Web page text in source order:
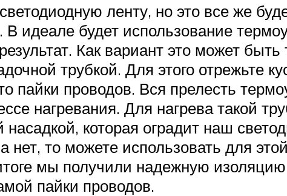
ленту, но это все же
идеале будет использование
Как вариант это может
трубкой. Для этого отрежьте
пайки проводов. Вся прелесть
нагревания. Для нагрева такой
которая оградит наш
то можете использовать для
мы получили надежную
пайки проводов.